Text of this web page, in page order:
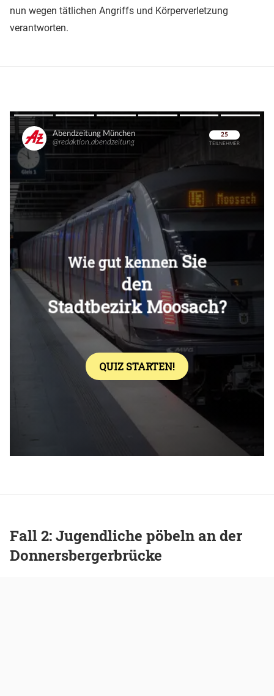
nun wegen tätlichen Angriffs und Körperverletzung
verantworten.
Überspringen
Überspringen
Fall 2: Jugendliche pöbeln an der
Donnersbergerbrücke